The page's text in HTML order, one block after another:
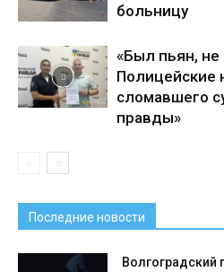
больницу
«Был пьян, не
Полицейские
сломавшего
правды»
Последние новости
Волгоградский